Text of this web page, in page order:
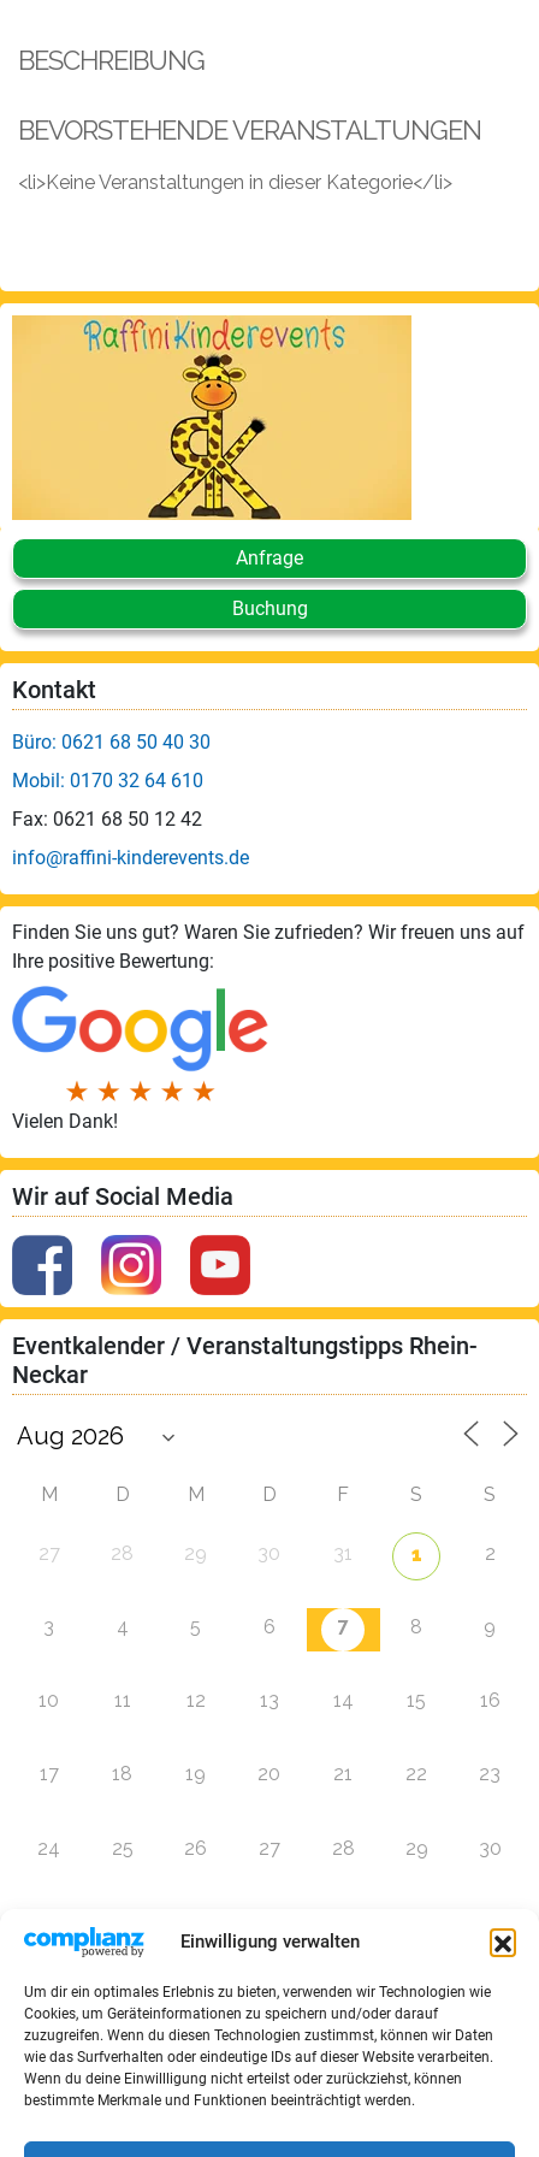
Einwilligung verwalten
Um dir ein optimales Erlebnis zu bieten, verwenden wir Technologien wie
Cookies, um Geräteinformationen zu speichern und/oder darauf
zuzugreifen. Wenn du diesen Technologien zustimmst, können wir Daten
wie das Surfverhalten oder eindeutige IDs auf dieser Website verarbeiten.
Wenn du deine Einwillligung nicht erteilst oder zurückziehst, können
bestimmte Merkmale und Funktionen beeinträchtigt werden.
Über
Fotos,
Events
Referenzen
BESCHREIBUNG
BEVORSTEHENDE VERANSTALTUNGEN
<li>Keine Veranstaltungen in dieser Kategorie</li>
Anfrage
Buchung
Kontakt
Büro: 0621 68 50 40 30
Mobil: 0170 32 64 610
Fax: 0621 68 50 12 42
info@raffini-kinderevents.de
Finden Sie uns gut? Waren Sie zufrieden? Wir freuen uns auf
Ihre positive Bewertung:
Vielen Dank!
Wir auf Social Media
Eventkalender / Veranstaltungstipps Rhein-
Neckar
M D M D F S S
27 28 29 30 31 1 2
3 4 5 6 7 8 9
10 11 12 13 14 15 16
17 18 19 20 21 22 23
24 25 26 27 28 29 30
Zur Eventübersicht